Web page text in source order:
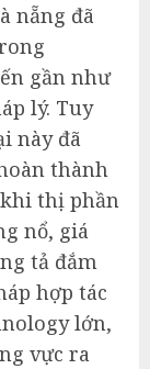
nẵng đã
gần như
lý. Tuy
này đã
thành
thị phần
nổ, giá
tả đắm
hợp tác
lớn,
vực ra